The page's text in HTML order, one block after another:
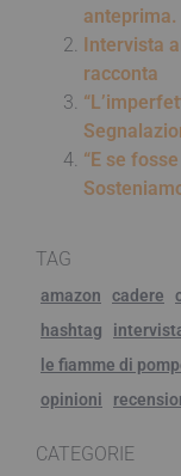
Intervista
racconta
“E se
TAG
amazon cadere
hashtag
le fiamme di
opinioni
CATEGORIE